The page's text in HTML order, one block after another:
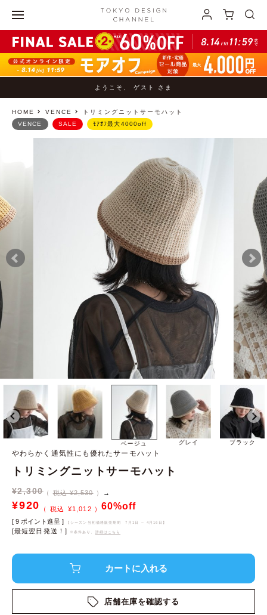
ようこそ、 ゲスト さま
HOME VENCE トリミングニットサーモハット
ベージュ グレイ ブラック
VENCE SALE ﾓｱｵﾌ最大4000off
やわらかく通気性にも優れたサーモハット
トリミングニットサーモハット
¥2,300 税込 ¥2,530 →
¥920 ¥1,012 60%off
[ 9 ポイント進呈 ] 【シーズン当初価格販売期間 7月1日 ～ 4月16日 】
[最短翌日発送！] ※条件あり、 詳細はこちら
店舗在庫を確認する